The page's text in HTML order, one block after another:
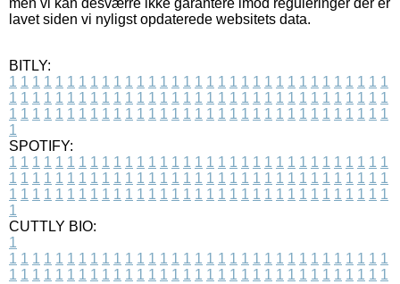
lavet siden vi nyligst opdaterede websitets data.
BITLY:
1 1 1 1 1 1 1 1 1 1 1 1 1 1 1 1 1 1 1 1 1 1 1 1 1 1 1 1 1 1 1 1 1
1 1 1 1 1 1 1 1 1 1 1 1 1 1 1 1 1 1 1 1 1 1 1 1 1 1 1 1 1 1 1 1 1
1 1 1 1 1 1 1 1 1 1 1 1 1 1 1 1 1 1 1 1 1 1 1 1 1 1 1 1 1 1 1 1 1
1
SPOTIFY:
1 1 1 1 1 1 1 1 1 1 1 1 1 1 1 1 1 1 1 1 1 1 1 1 1 1 1 1 1 1 1 1 1
1 1 1 1 1 1 1 1 1 1 1 1 1 1 1 1 1 1 1 1 1 1 1 1 1 1 1 1 1 1 1 1 1
1 1 1 1 1 1 1 1 1 1 1 1 1 1 1 1 1 1 1 1 1 1 1 1 1 1 1 1 1 1 1 1 1
1
CUTTLY BIO:
1
1 1 1 1 1 1 1 1 1 1 1 1 1 1 1 1 1 1 1 1 1 1 1 1 1 1 1 1 1 1 1 1 1
1 1 1 1 1 1 1 1 1 1 1 1 1 1 1 1 1 1 1 1 1 1 1 1 1 1 1 1 1 1 1 1 1